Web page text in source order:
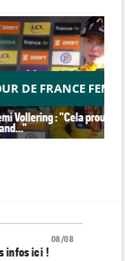
DE FRANCE
Vollering : "Cela prouve
08/08
infos ici !